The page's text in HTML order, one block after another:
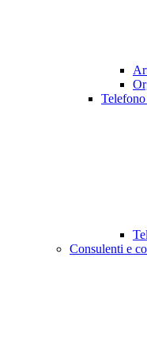
Telefono
Consulenti e